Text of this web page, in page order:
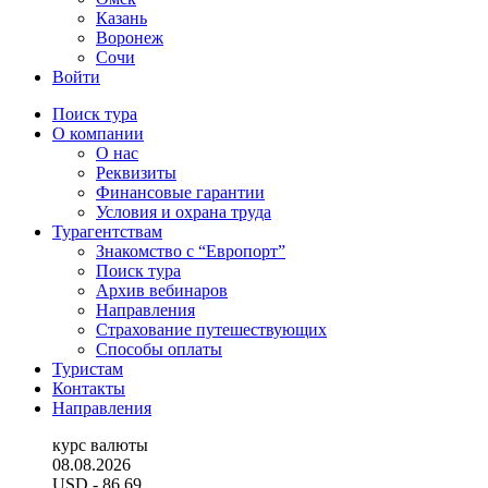
Казань
Воронеж
Сочи
Войти
Поиск тура
О компании
О нас
Реквизиты
Финансовые гарантии
Условия и охрана труда
Турагентствам
Знакомство с “Европорт”
Поиск тура
Архив вебинаров
Направления
Страхование путешествующих
Способы оплаты
Туристам
Контакты
Направления
курс валюты
08.08.2026
USD - 86.69